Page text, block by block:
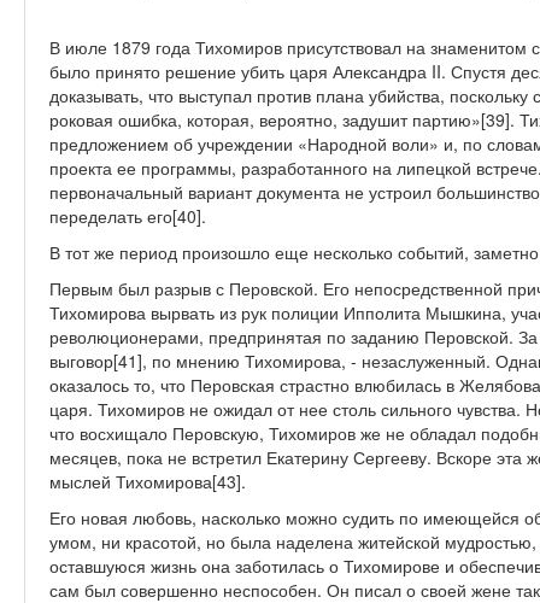
В июле 1879 года Тихомиров присутствовал на знаменитом
было принято решение убить царя Александра II. Спустя
доказывать, что выступал против плана убийства,
роковая ошибка, которая, вероятно, задушит партию»[39].
предложением об учреждении «Народной воли» и, по
проекта ее программы, разработанного на липецкой
первоначальный вариант документа не устроил
переделать его[40].
В тот же период произошло еще несколько событий,
Первым был разрыв с Перовской. Его непосредственной
Тихомирова вырвать из рук полиции Ипполита Мышкина,
революционерами, предпринятая по заданию Перовской.
выговор[41], по мнению Тихомирова, - незаслуженный.
оказалось то, что Перовская страстно влюбилась в
царя. Тихомиров не ожидал от нее столь сильного
что восхищало Перовскую, Тихомиров же не обладал
месяцев, пока не встретил Екатерину Сергееву. Вскоре
мыслей Тихомирова[43].
Его новая любовь, насколько можно судить по имеющейся
умом, ни красотой, но была наделена житейской
оставшуюся жизнь она заботилась о Тихомирове и
сам был совершенно неспособен. Он писал о своей жене